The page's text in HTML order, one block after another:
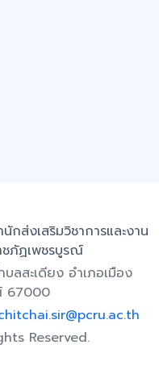
ส่งเสริมวิชาการและงาน
ชภัฏเพชรบูรณ์
ลสะเดียง อำเภอเมือง
67000
Reserved.